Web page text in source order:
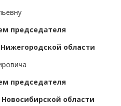
председателя
области
председателя
области